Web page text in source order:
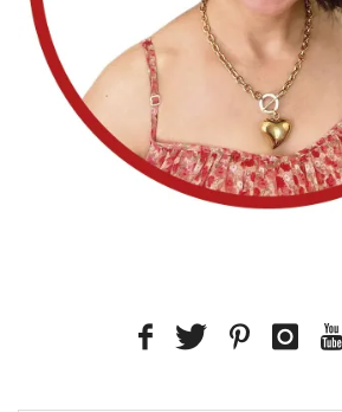
Type your email…